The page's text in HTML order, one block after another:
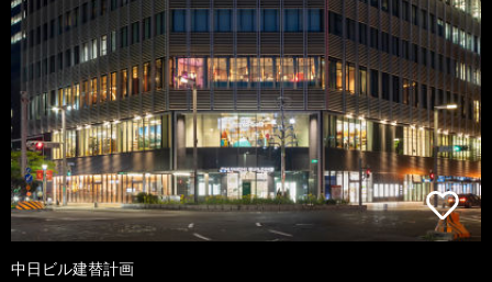
中日ビル建替計画